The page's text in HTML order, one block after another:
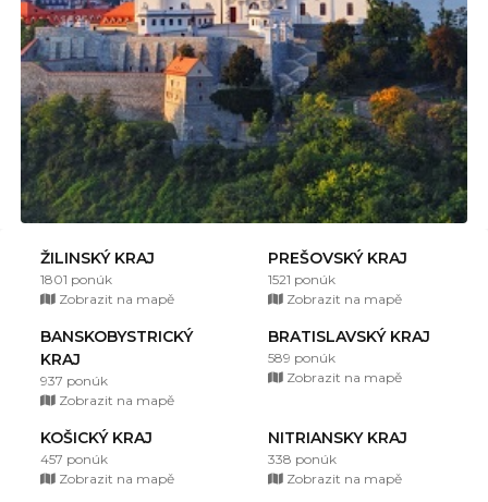
ŽILINSKÝ KRAJ
1801 ponúk
Zobrazit na mapě
PREŠOVSKÝ KRAJ
1521 ponúk
Zobrazit na mapě
BANSKOBYSTRICKÝ
KRAJ
937 ponúk
Zobrazit na mapě
BRATISLAVSKÝ KRAJ
589 ponúk
Zobrazit na mapě
KOŠICKÝ KRAJ
457 ponúk
Zobrazit na mapě
NITRIANSKY KRAJ
338 ponúk
Zobrazit na mapě